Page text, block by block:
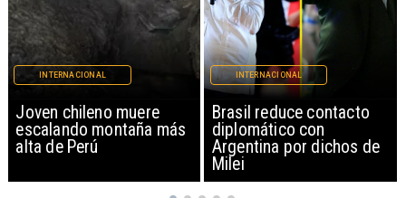
Brasil reduce contacto
diplomático con
Argentina por dichos de
INTERNACIONAL
China restringe
exportación de drones a
EEUU y sanciona
empresas
INTERNACIONAL